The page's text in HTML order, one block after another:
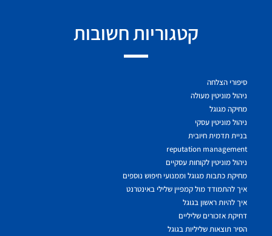
קטגוריות חשובות
סיפורי הצלחה
ניהול מוניטין מעולה
מחיקה מגוגל
ניהול מוניטין עסקי
בניית תדמית חיובית
reputation management
ניהול מוניטין לקוחות עסקיים
מחיקת כתבות מגוגל וממנועי חיפוש נוספים
איך להתמודד מול קמפיין שלילי באינטרנט
איך להיות ראשון בגוגל
דחיקת אזכורים שליליים
הסיר תוצאות שליליות בגוגל